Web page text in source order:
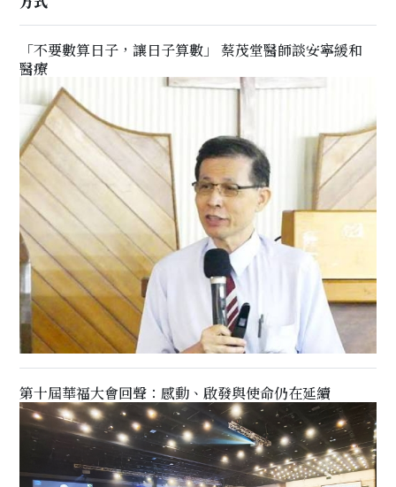
「不要數算日子，讓日子算數」 蔡茂堂醫師談安寧緩和
醫療
第十屆華福大會回聲：感動、啟發與使命仍在延續